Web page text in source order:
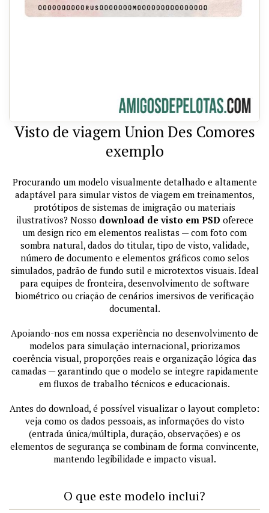
Visto de viagem Union Des Comores
exemplo
Procurando um modelo visualmente detalhado e altamente
adaptável para simular vistos de viagem em treinamentos,
protótipos de sistemas de imigração ou materiais
ilustrativos? Nosso download de visto em PSD oferece
um design rico em elementos realistas — com foto com
sombra natural, dados do titular, tipo de visto, validade,
número de documento e elementos gráficos como selos
simulados, padrão de fundo sutil e microtextos visuais. Ideal
para equipes de fronteira, desenvolvimento de software
biométrico ou criação de cenários imersivos de verificação
documental.
Apoiando-nos em nossa experiência no desenvolvimento de
modelos para simulação internacional, priorizamos
coerência visual, proporções reais e organização lógica das
camadas — garantindo que o modelo se integre rapidamente
em fluxos de trabalho técnicos e educacionais.
Antes do download, é possível visualizar o layout completo:
veja como os dados pessoais, as informações do visto
(entrada única/múltipla, duração, observações) e os
elementos de segurança se combinam de forma convincente,
mantendo legibilidade e impacto visual.
O que este modelo inclui?